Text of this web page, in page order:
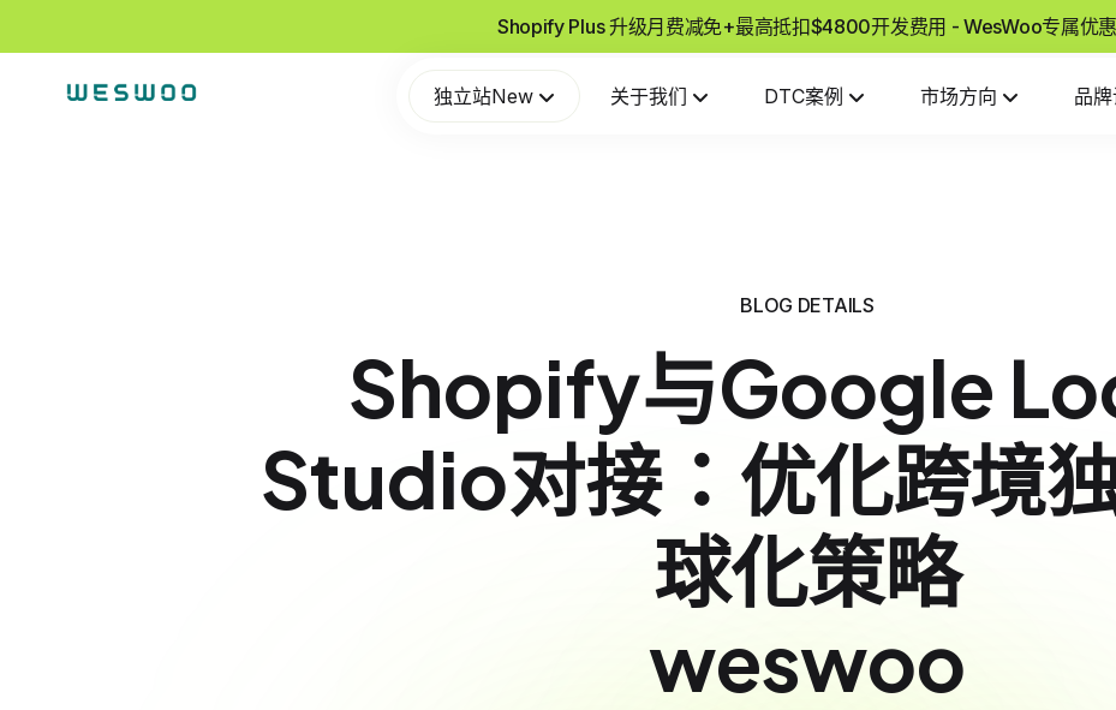
Shopify Plus 升级月费减免+最高抵扣$4800开发费用 - WesWoo专属优惠
独立站New 关于我们 DTC案例 市场方向 品
BLOG DETAILS
Shopify与Google
Studio对接：优化跨境
球化策略
weswoo